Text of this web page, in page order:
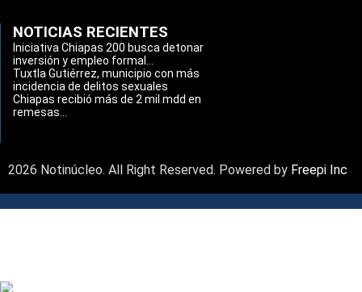
NOTICIAS RECIENTES
Iniciativa Chiapas 200 busca detonar
inversión y empleo formal...
Tuxtla Gutiérrez, municipio con más
incidencia de delitos sexuales
Chiapas recibió más de 2 mil mdd en
remesas...
2026 Notinúcleo. All Right Reserved. Powered by Freepi Inc